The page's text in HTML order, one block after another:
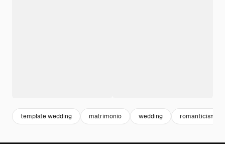
template wedding matrimonio wedding romanticismo